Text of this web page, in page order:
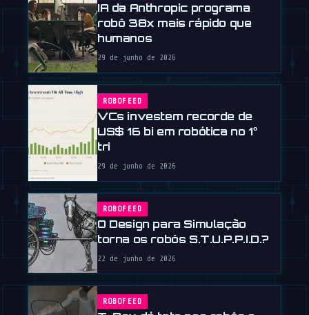
IA da Anthropic programa
robô 38x mais rápido que
humanos
29 de junho de 2026
ROBOFEED
VCs investem recorde de
US$ 16 bi em robótica no 1º
tri
29 de junho de 2026
ROBOFEED
O Design para Simulação
torna os robôs S.T.U.P.P.I.D.?
22 de junho de 2026
ROBOFEED